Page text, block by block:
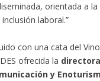
orientada a la
laboral.”
con una cata del
ofrecida la
y